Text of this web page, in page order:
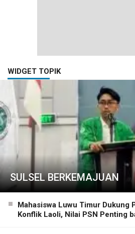
WIDGET TOPIK
SULSEL BERKEMAJUAN
Mahasiswa Luwu Timur Dukung
Konflik Laoli, Nilai PSN Penting